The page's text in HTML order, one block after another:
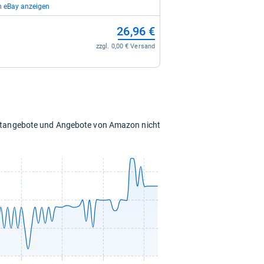
eBay anzeigen
28,35 €
zzgl. 4,95 € Versand
26,96 €
zzgl. 0,00 € Versand
und Angebote von Amazon nicht